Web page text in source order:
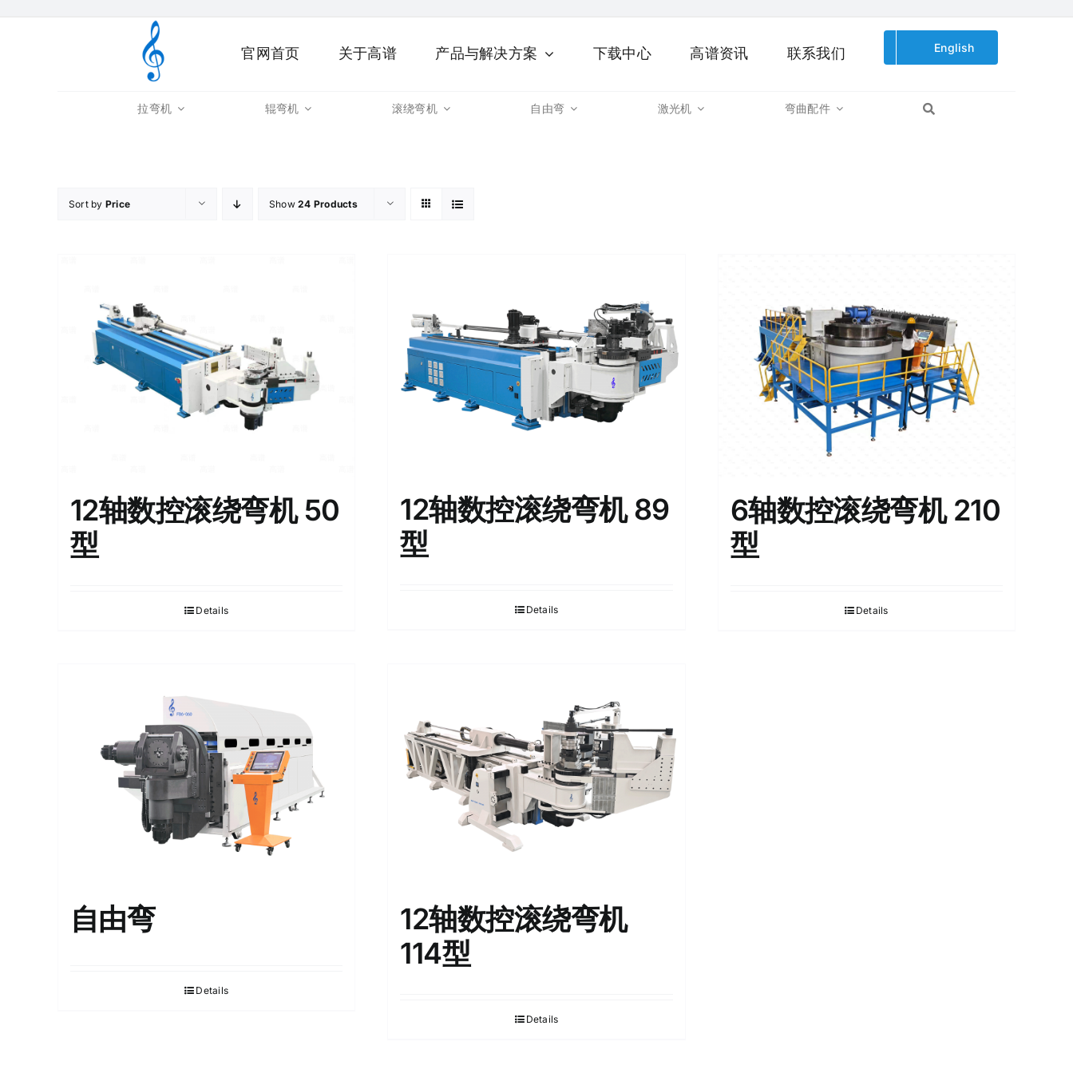
官网首页 关于高谱 产品与解决方案 下载中心 高谱资讯 联系我们 English
拉弯机 辊弯机 滚绕弯机 自由弯 激光机 弯曲配件
Sort by Price Show24 Products
12轴数控滚绕弯机 50
型
Details
12轴数控滚绕弯机 89
型
Details
6轴数控滚绕弯机 210
型
Details
自由弯
Details
12轴数控滚绕弯机
114型
Details